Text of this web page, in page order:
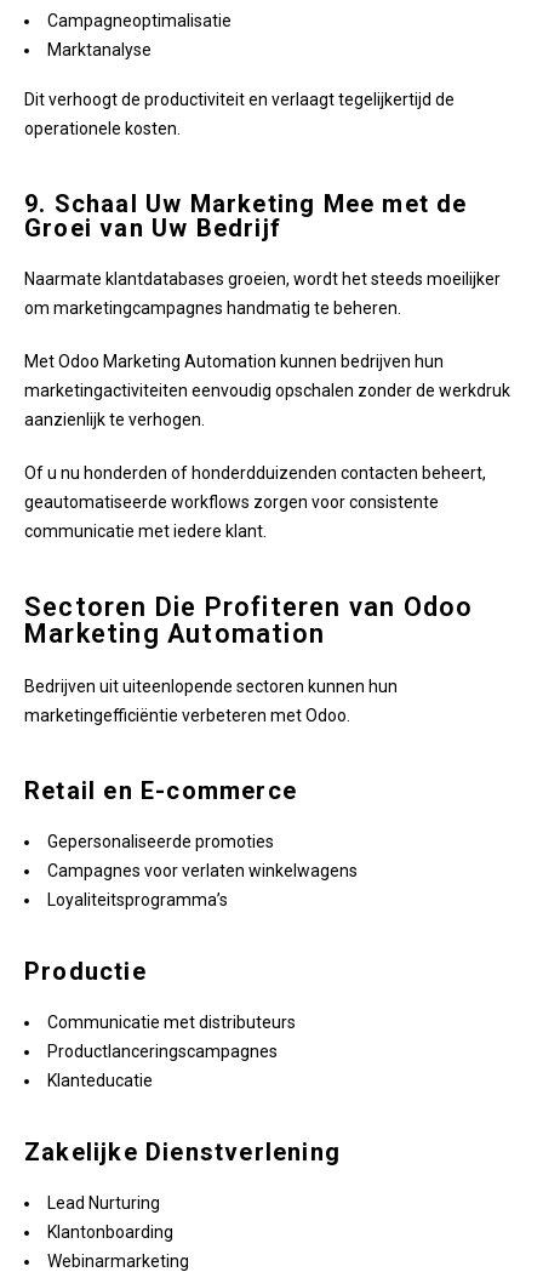
Campagneoptimalisatie
Marktanalyse
Dit verhoogt de productiviteit en verlaagt tegelijkertijd de
operationele kosten.
9. Schaal Uw Marketing Mee met de
Groei van Uw Bedrijf
Naarmate klantdatabases groeien, wordt het steeds moeilijker
om marketingcampagnes handmatig te beheren.
Met Odoo Marketing Automation kunnen bedrijven hun
marketingactiviteiten eenvoudig opschalen zonder de werkdruk
aanzienlijk te verhogen.
Of u nu honderden of honderdduizenden contacten beheert,
geautomatiseerde workflows zorgen voor consistente
communicatie met iedere klant.
Sectoren Die Profiteren van Odoo
Marketing Automation
Bedrijven uit uiteenlopende sectoren kunnen hun
marketingefficiëntie verbeteren met Odoo.
Retail en E-commerce
Gepersonaliseerde promoties
Campagnes voor verlaten winkelwagens
Loyaliteitsprogramma’s
Productie
Communicatie met distributeurs
Productlanceringscampagnes
Klanteducatie
Zakelijke Dienstverlening
Lead Nurturing
Klantonboarding
Webinarmarketing